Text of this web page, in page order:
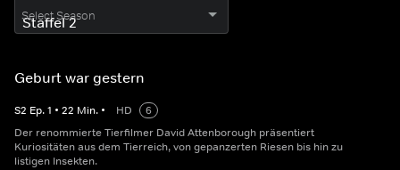
Select Season
Geburt war gestern
S2 Ep.1 • 22 Min. • HD
6
Der renommierte Tierfilmer David Attenborough präsentiert
Kuriositäten aus dem Tierreich, von gepanzerten Riesen bis hin zu
listigen Insekten.